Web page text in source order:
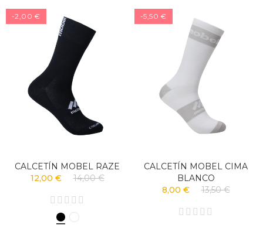
-2,00 €
CALCETÍN MOBEL RAZE
12,00 €
14,00 €
-5,50 €
CALCETÍN MOBEL CIMA
BLANCO
8,00 €
13,50 €